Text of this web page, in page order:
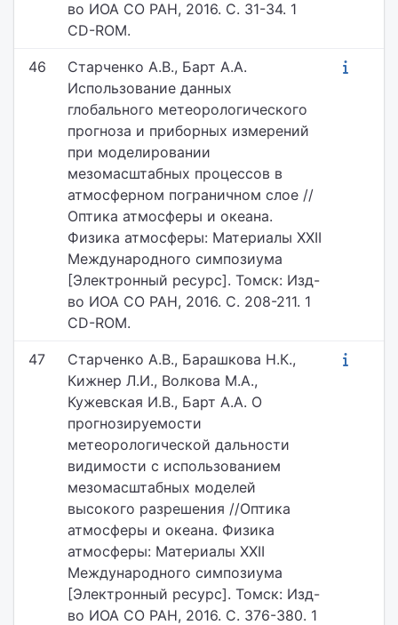
во ИОА СО РАН, 2016. С. 31-34. 1
CD-ROM.
46
Старченко А.В., Барт А.А.
Использование данных
глобального метеорологического
прогноза и приборных измерений
при моделировании
мезомасштабных процессов в
атмосферном пограничном слое //
Оптика атмосферы и океана.
Физика атмосферы: Материалы XXII
Международного симпозиума
[Электронный ресурс]. Томск: Изд-
во ИОА СО РАН, 2016. С. 208-211. 1
CD-ROM.
47
Старченко А.В., Барашкова Н.К.,
Кижнер Л.И., Волкова М.А.,
Кужевская И.В., Барт А.А. О
прогнозируемости
метеорологической дальности
видимости с использованием
мезомасштабных моделей
высокого разрешения //Оптика
атмосферы и океана. Физика
атмосферы: Материалы XXII
Международного симпозиума
[Электронный ресурс]. Томск: Изд-
во ИОА СО РАН, 2016. С. 376-380. 1